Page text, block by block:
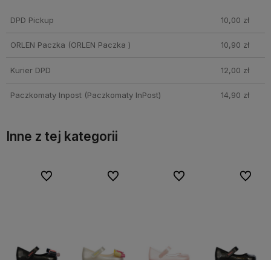
DPD Pickup 10,00 zł
ORLEN Paczka (ORLEN Paczka ) 10,90 zł
Kurier DPD 12,00 zł
Paczkomaty Inpost(Paczkomaty InPost) 14,90 zł
Inne z tej kategorii
Do ulubionych
Do ulubionych Do ulubionych
Do ulubionych Do ulubionych
Do ulubionych Do
Do